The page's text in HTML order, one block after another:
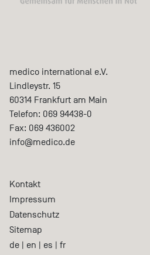
medico international e.V.
Lindleystr. 15
60314 Frankfurt am Main
Telefon: 069 94438-0
Fax: 069 436002
info@medico.de
Kontakt
Impressum
Datenschutz
Sitemap
de | en | es | fr